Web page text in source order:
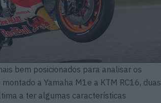
bem posicionados para analisar os
a Yamaha M1e a KTM RC16, duas
a ter algumas características